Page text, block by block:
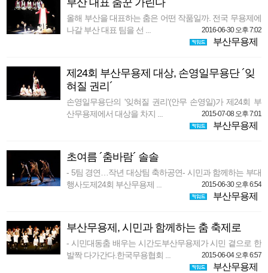
부산 대표 춤꾼 가린다
올해 부산을 대표하는 춤은 어떤 작품일까. 전국 무용제에
나갈 부산 대표 팀을 선 ...
2016-06-30 오후 7:02
부산무용제
제24회 부산무용제 대상, 손영일무용단 ´잊
혀질 권리´
손영일무용단의 '잊혀질 권리'(안무 손영일)가 제24회 부
산무용제에서 대상을 차지 ...
2015-07-08 오후 7:01
부산무용제
초여름 ´춤바람´ 솔솔
- 5팀 경연…작년 대상팀 축하공연- 시민과 함께하는 부대
행사도제24회 부산무용제 ...
2015-06-30 오후 6:54
부산무용제
부산무용제, 시민과 함께하는 춤 축제로
- 시민대동춤 배우는 시간도부산무용제가 시민 곁으로 한
발짝 다가간다.한국무용협회 ...
2015-06-04 오후 6:57
부산무용제